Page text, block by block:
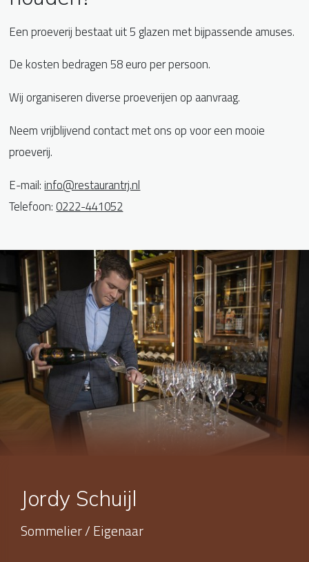
Een proeverij bestaat uit 5 glazen met bijpassende amuses.
De kosten bedragen 58 euro per persoon.
Wij organiseren diverse proeverijen op aanvraag.
Neem vrijblijvend contact met ons op voor een mooie
proeverij.
E-mail:info@restaurantrj.nl
Telefoon: 0222-441052
Jordy Schuijl
Sommelier / Eigenaar